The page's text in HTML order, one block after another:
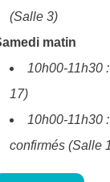
(Salle 3)
matin
10h00-11h30
17)
10h00-11h30
confirmés (Salle